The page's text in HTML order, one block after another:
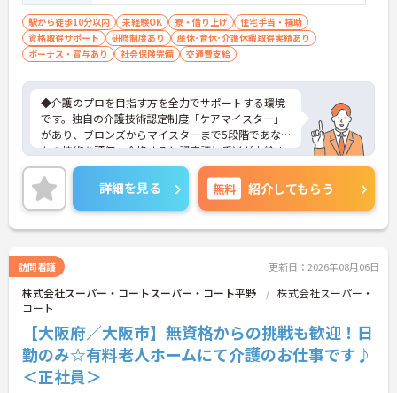
駅から徒歩10分以内 未経験OK 寮・借り上げ
住宅手当・補助
資格取得サポート
研修制度あり
産休･育休･介護休暇取得実績あり
ボーナス・賞与あり
社会保険完備 交通費支給
◆介護のプロを目指す方を全力でサポートする環境
です。独自の介護技術認定制度「ケアマイスター」
があり、ブロンズからマイスターまで5段階であな
たの技術を評価。合格すると認定証と手当が支給さ
れます。
◆スタッフ同士の繋がりを大切にするため「サンク
スバッジ」という素敵な制度を導入しています。ス
マホやパソコンから、部署や施設を超えた仲間に
「ありがとう」のバッジを送り合う仕組みで、毎月
些細なことでも感謝を伝え合い、認め合えるため、
風通しが良くとてもあたたかい雰囲気の職場です。
また、「もっとこうしたら良くなるかも！」という
現場の小さなアイデアを大切にしており、入社1日
目から誰でもいくつでも提案できる「フジキャタ提
案」制度があり、毎月役員がすべての提案に目を通
します。自分の気づきが実際のサービス向上につな
がるため、やりがいを持って仕事に取り組めます。
詳細を見る 無料 紹介してもらう
訪問看護 更新日：2026年08月06日
株式会社スーパー・コートスーパー・コート平野
株式会社スーパー・
コート
【大阪府／大阪市】無資格からの挑戦も歓迎！日
勤のみ☆有料老人ホームにて介護のお仕事です♪
＜正社員＞